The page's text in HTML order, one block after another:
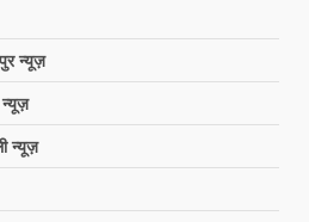
न्यूज़
न्यूज़